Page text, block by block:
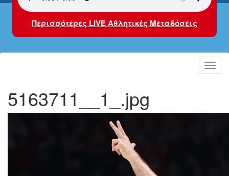
Περισσότερες LIVE Αθλητικές Μεταδόσεις
5163711__1_.jpg